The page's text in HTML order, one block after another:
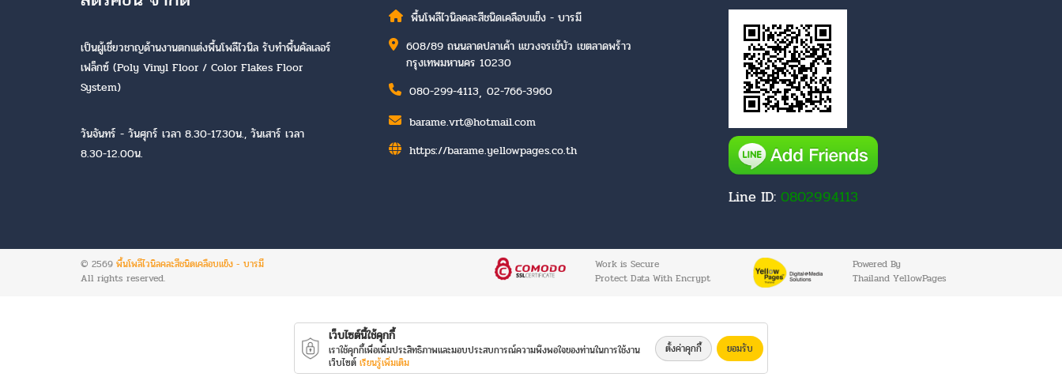
เป็นผู้เชี่ยวชาญด้านงานตกแต่งพื้นโพลีไวนิล รับทำพื้นคัลเลอร์
เฟล็กซ์ (Poly Vinyl Floor / Color Flakes Floor
System)
วันจันทร์ - วันศุกร์ เวลา 8.30-17.30น., วันเสาร์ เวลา
8.30-12.00น.
พื้นโพลีไวนิลคละสีชนิดเคลือบแข็ง - บารมี
608/89 ถนนลาดปลาเค้า แขวงจรเข้บัว เขตลาดพร้าว
กรุงเทพมหานคร 10230
080-299-4113, 02-766-3960
barame.vrt@hotmail.com
https://barame.yellowpages.co.th
Line ID: 0802994113
© 2569 พื้นโพลีไวนิลคละสีชนิดเคลือบแข็ง - บารมี
All rights reserved.
Work is Secure
Protect Data With Encrypt
Powered By
Thailand YellowPages
เว็บไซต์นี้ใช้คุกกี้
เราใช้คุกกี้เพื่อเพิ่มประสิทธิภาพและมอบประสบการณ์ความพึงพอใจของท่านในการใช้งาน
เว็บไซต์ เรียนรู้เพิ่มเติม
ตั้งค่าคุกกี้ ยอมรับ